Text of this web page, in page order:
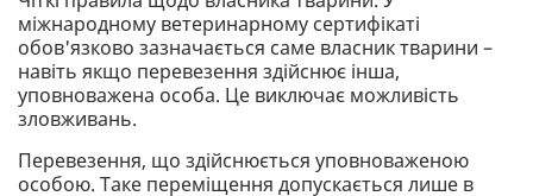
міжнародному ветеринарному сертифікаті
обов'язково зазначається саме власник тварини –
навіть якщо перевезення здійснює інша,
уповноважена особа. Це виключає можливість
зловживань.
Перевезення, що здійснюється уповноваженою
особою. Таке переміщення допускається лише в